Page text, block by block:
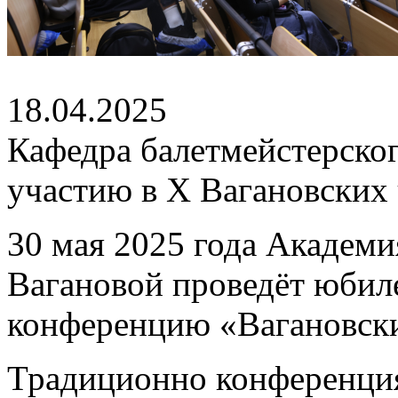
18.04.2025
Кафедра
участию в X Вагановских
30 мая 2025 года
Вагановой проведёт
конференцию
Традиционно